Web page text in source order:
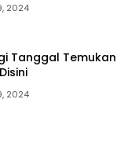
2024
Tanggal Temukan
2024